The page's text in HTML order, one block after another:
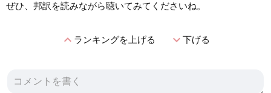
ぜひ、邦訳を読みながら聴いてみてくださいね。
expand_lessランキングを上げる expand_more下げる